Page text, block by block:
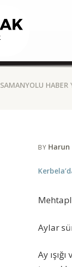
SAMANYOLU HABER
BY
Aylar
Ay